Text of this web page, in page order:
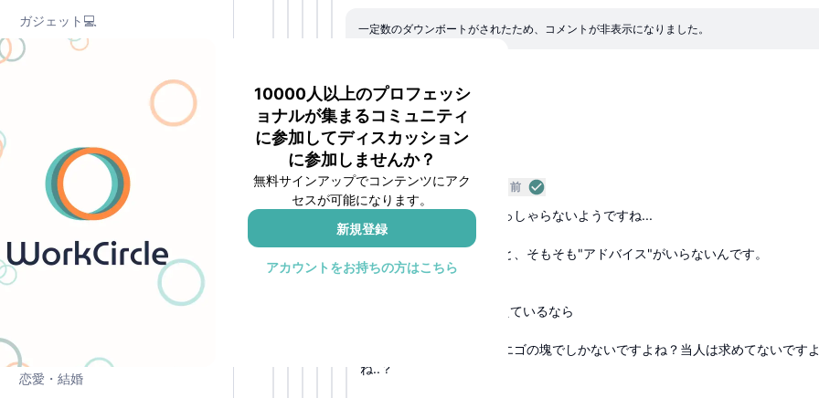
ガジェット💻
注目のニュース
裏話🤫
証明済み年収物語
海外勤務・海外キャリア
恋愛・結婚
10000人以上のプロフェッシ
ョナルが集まるコミュニティ
に参加してディスカッション
に参加しませんか？
無料サインアップでコンテンツにアク
セスが可能になります。
新規登録
アカウントをお持ちの方はこちら
一定数のダウンボートがされたため、コメントが非表示になりました。
2 返信
😂
EC 外資企業 oKhTrT 6ヶ月前
えーと、何も分かってらっしゃらないようですね...
丁寧にお伝えいたしますと、そもそも"アドバイス"がいらないんです。
- 本当に相手のことを考えているなら
めっちゃくちゃあなたのエゴの塊でしかないですよね？当人は求めてないです
ね..？